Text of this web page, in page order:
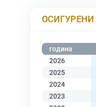
година
2026
2025
2024
2023